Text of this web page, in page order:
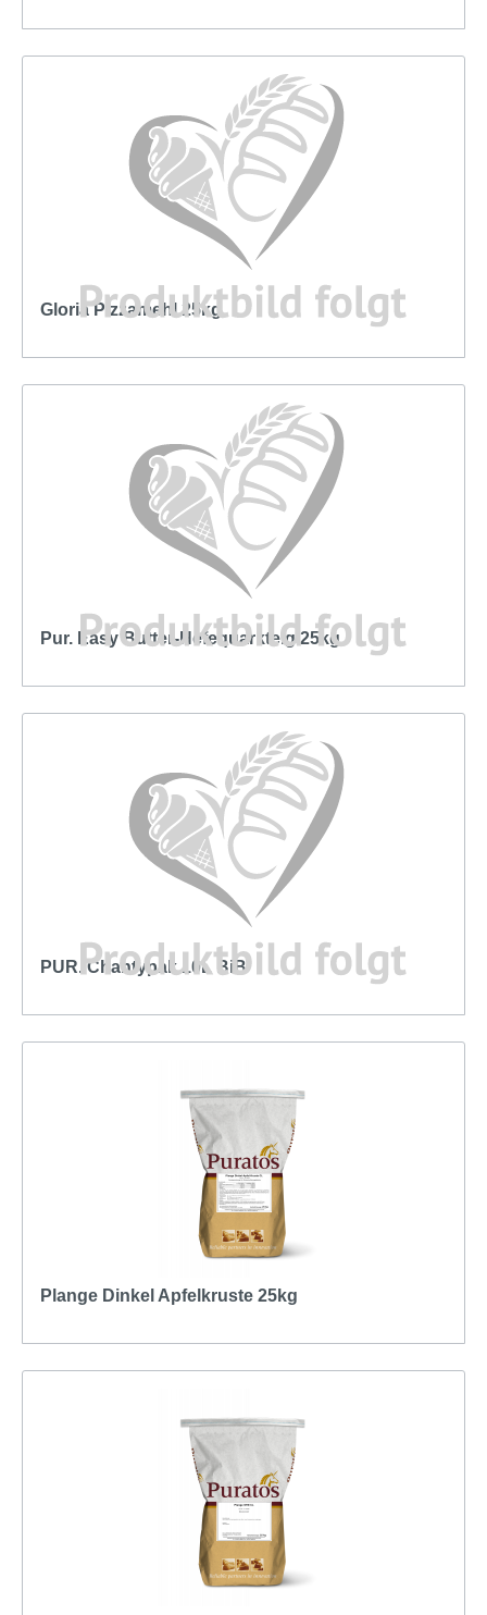
Gloria Pizzamehl 25kg
Pur. Easy Butter-Hefequarkteig 25kg
PUR. Chantypak 10L BiB
Plange Dinkel Apfelkruste 25kg